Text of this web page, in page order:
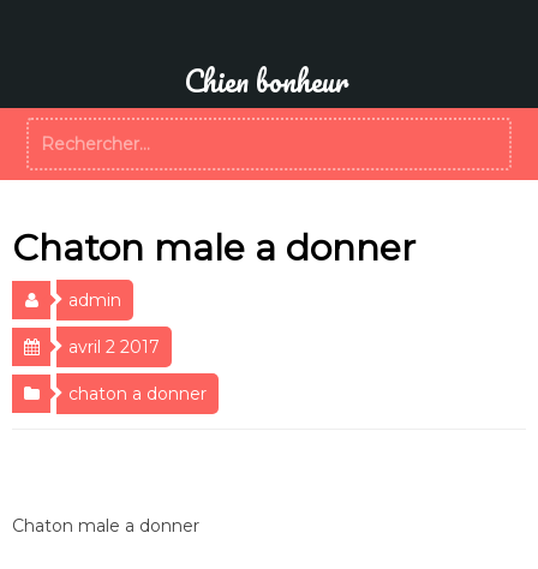
Chien bonheur
Chaton male a donner
admin
avril 2 2017
chaton a donner
Chaton male a donner
Rechercher :